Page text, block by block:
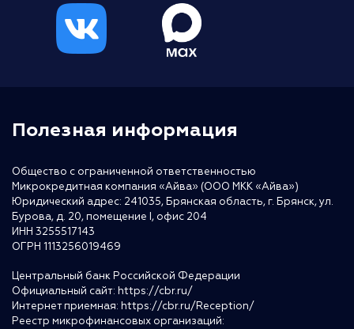
Полезная информация
Общество с ограниченной ответственностью
Микрокредитная компания «Айва» (ООО МКК «Айва»)
Юридический адрес: 241035, Брянская область, г. Брянск, ул.
Бурова, д. 20, помещение I, офис 204
ИНН 3255517143
ОГРН 1113256019469
Центральный банк Российской Федерации
Официальный сайт: https://cbr.ru/
Интернет приемная: https://cbr.ru/Reception/
Реестр микрофинансовых организаций: